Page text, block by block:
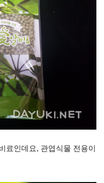
료인데요, 관엽식물 전용이